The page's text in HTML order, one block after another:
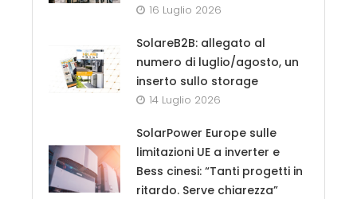
16 Luglio 2026
SolareB2B: allegato al
numero di luglio/agosto, un
inserto sullo storage
14 Luglio 2026
SolarPower Europe sulle
limitazioni UE a inverter e
Bess cinesi: “Tanti progetti in
ritardo. Serve chiarezza”